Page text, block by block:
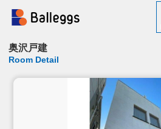
奥沢戸建
Room Detail